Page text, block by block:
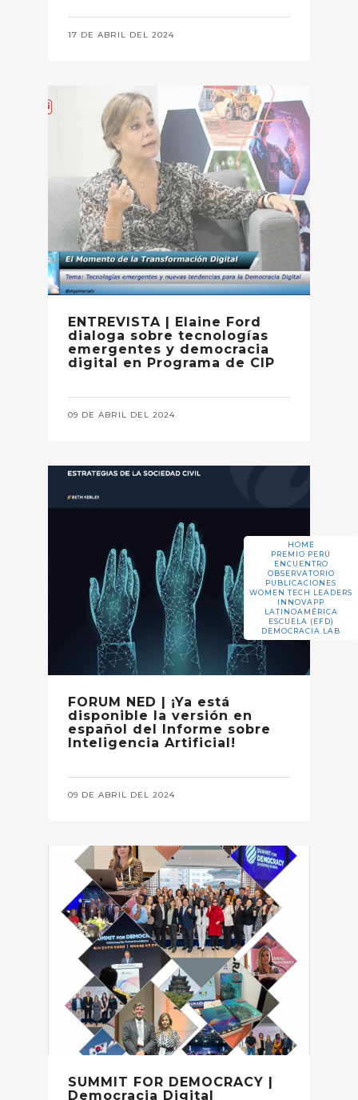
HOME
PREMIO PERÚ
ENCUENTRO
OBSERVATORIO
PUBLICACIONES
WOMEN TECH LEADERS
INNOVAPP
LATINOAMÉRICA
ESCUELA (EFD)
DEMOCRACIA.LAB
17 DE ABRIL DEL 2024
ENTREVISTA | Elaine Ford
dialoga sobre tecnologías
emergentes y democracia
digital en Programa de CIP
09 DE ABRIL DEL 2024
FORUM NED | ¡Ya está
disponible la versión en
español del Informe sobre
Inteligencia Artificial!
09 DE ABRIL DEL 2024
SUMMIT FOR DEMOCRACY |
Democracia Digital